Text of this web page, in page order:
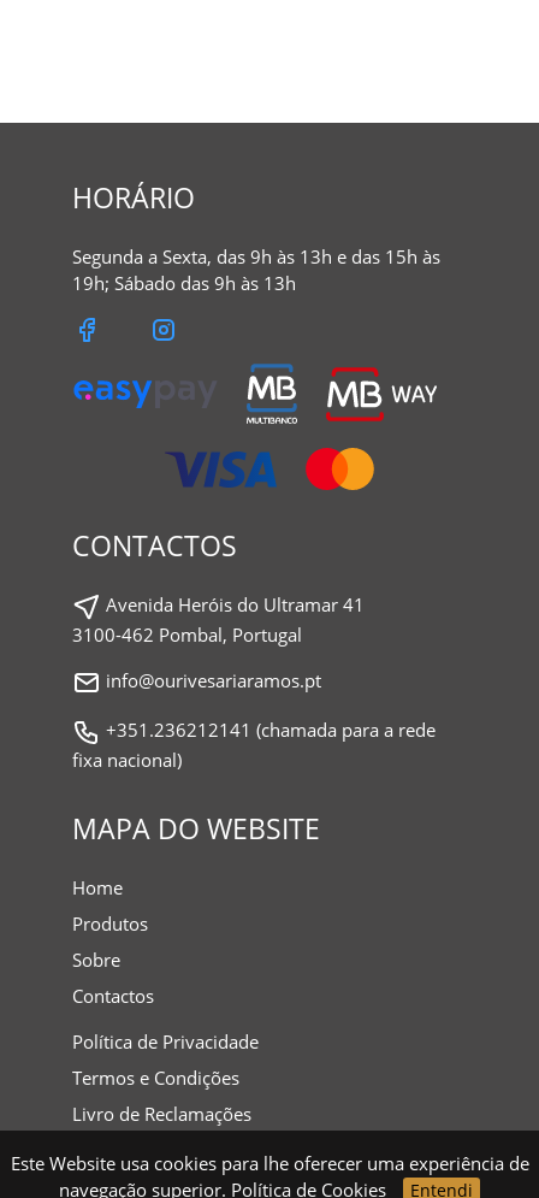
HORÁRIO
Segunda a Sexta, das 9h às 13h e das 15h às
19h; Sábado das 9h às 13h
CONTACTOS
Avenida Heróis do Ultramar 41
3100-462 Pombal, Portugal
info@ourivesariaramos.pt
+351.236212141 (chamada para a rede
fixa nacional)
MAPA DO WEBSITE
Home
Produtos
Sobre
Contactos
Política de Privacidade
Termos e Condições
Livro de Reclamações
Este Website usa cookies para lhe oferecer uma experiência de
navegação superior. Política de Cookies Entendi